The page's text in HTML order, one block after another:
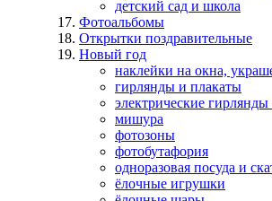
детский сад и школа
Фотоальбомы
Открытки поздравительные
Новый год
наклейки на окна,
гирлянды и плакаты
электрические гирлянды
мишура
фотозоны
фотобутафория
одноразовая посуда и
ёлочные игрушки